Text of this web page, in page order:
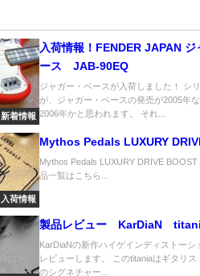
新着情報
入荷情報！FENDER JAPAN ジ
ース JAB-90EQ
ジャガー・ベースが入荷しました！ シ
が、ジャガー・ベースの発売が2005年
2006年かと思われます。 それ...
入荷情報
Mythos Pedals LUXURY
Mythos Pedals LUXURY DRIVE
品一覧はこちら...
製品レビュー KarDiaN
KarDiaNの新作ハイゲインディストーシ
レビューします。 このtitaniaはギタリス
のシグネチャー...